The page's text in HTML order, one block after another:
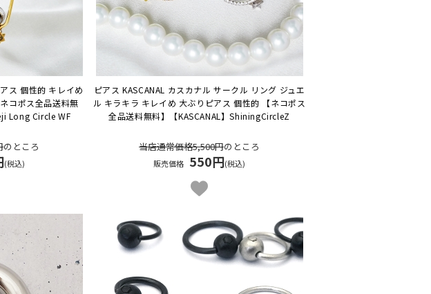
ス 個性的 キレイめ
コポス全品送料無
Long Circle WF
のところ
(税込)
ピアス KASCANAL カスカナル サークル リング ジュエ
ル キラキラ キレイめ 大ぶりピアス 個性的 【ネコポス
全品送料無料】
【KASCANAL】ShiningCircleZ
当店通常価格5,500円のところ
販売価格 550円(税込)